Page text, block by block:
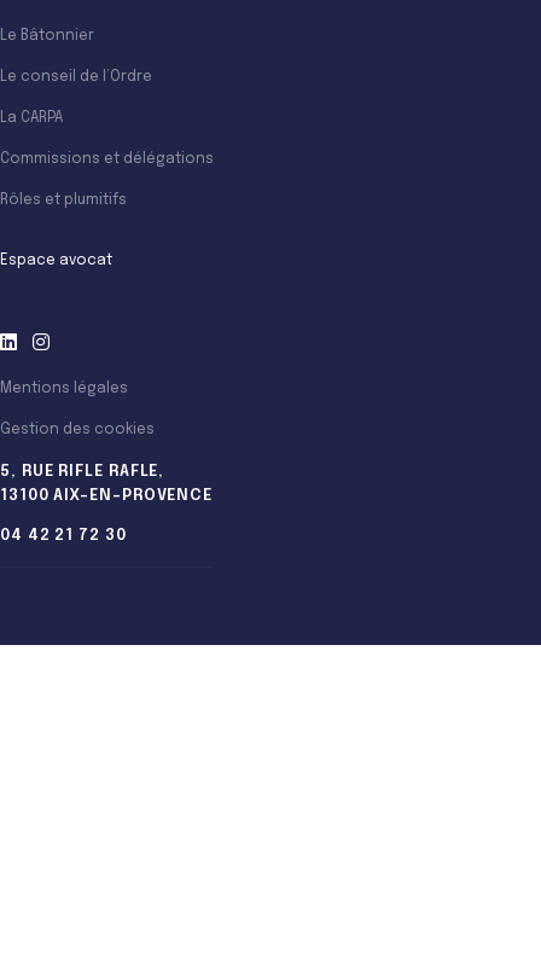
Le Bâtonnier
Le conseil de l’Ordre
La CARPA
Commissions et délégations
Rôles et plumitifs
Espace avocat
Mentions légales
Gestion des cookies
5, RUE RIFLE RAFLE,
13100 AIX-EN-PROVENCE
04 42 21 72 30